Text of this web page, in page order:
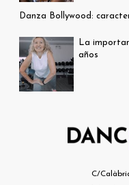
Danza Bollywood:
La
años
C/